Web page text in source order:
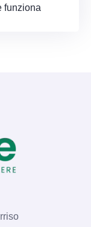
funziona